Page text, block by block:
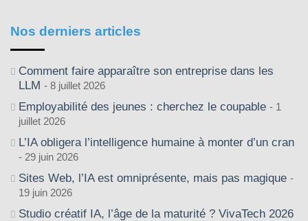
Nos derniers articles
Comment faire apparaître son entreprise dans les
LLM
8 juillet 2026
Employabilité des jeunes : cherchez le coupable
1
juillet 2026
L’IA obligera l’intelligence humaine à monter d’un cran
29 juin 2026
Sites Web, l’IA est omniprésente, mais pas magique
19 juin 2026
Studio créatif IA, l’âge de la maturité ? VivaTech 2026